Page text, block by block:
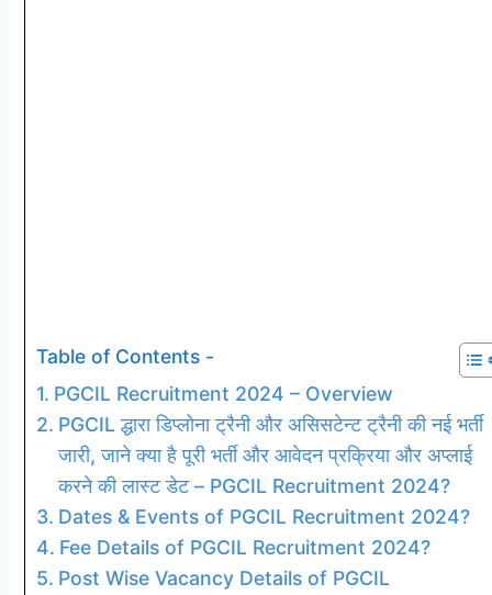
Table of Contents -
PGCIL Recruitment 2024 – Overview
PGCIL द्धारा डिप्लोना ट्रैनी और असिसटेन्ट ट्रैनी की नई भर्ती
जारी, जाने क्या है पूरी भर्ती और आवेदन प्रक्रिया और अप्लाई
करने की लास्ट डेट – PGCIL Recruitment 2024?
Dates & Events of PGCIL Recruitment 2024?
Fee Details of PGCIL Recruitment 2024?
Post Wise Vacancy Details of PGCIL